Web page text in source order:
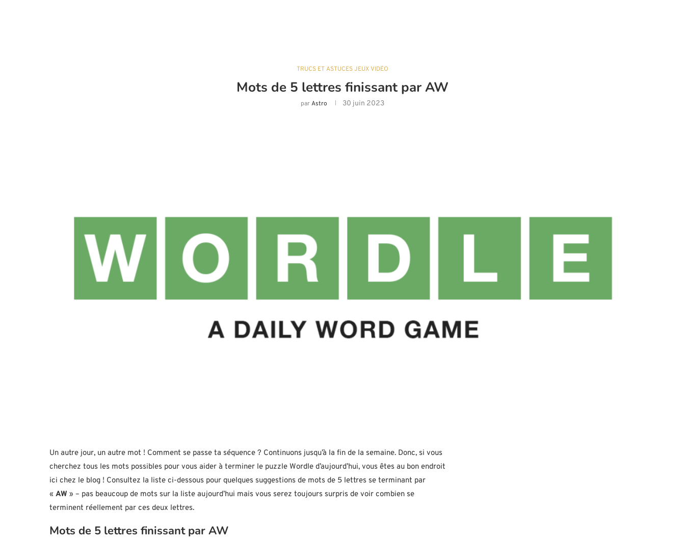
TRUCS ET ASTUCES JEUX VIDÉO
Mots de 5 lettres finissant par AW
parAstro 30 juin 2023
Un autre jour, un autre mot ! Comment se passe ta séquence ? Continuons jusqu’à la fin de la semaine. Donc, si vous
cherchez tous les mots possibles pour vous aider à terminer le puzzle Wordle d’aujourd’hui, vous êtes au bon endroit
ici chez le blog ! Consultez la liste ci-dessous pour quelques suggestions de mots de 5 lettres se terminant par
« AW » – pas beaucoup de mots sur la liste aujourd’hui mais vous serez toujours surpris de voir combien se
terminent réellement par ces deux lettres.
Mots de 5 lettres finissant par AW